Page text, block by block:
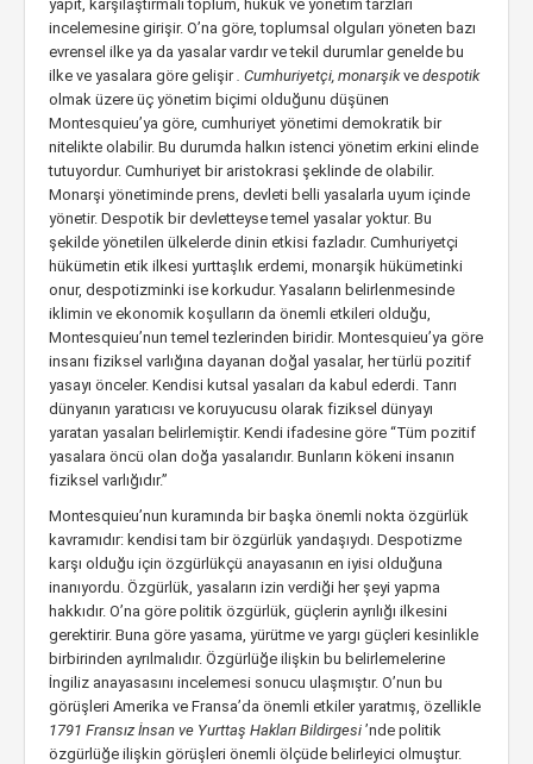
yapıt, karşılaştırmalı toplum, hukuk ve yönetim tarzları
incelemesine girişir. O’na göre, toplumsal olguları yöneten bazı
evrensel ilke ya da yasalar vardır ve tekil durumlar genelde bu
ilke ve yasalara göre gelişir. Cumhuriyetçi, monarşikve despotik
olmak üzere üç yönetim biçimi olduğunu düşünen
Montesquieu’ya göre, cumhuriyet yönetimi demokratik bir
nitelikte olabilir. Bu durumda halkın istenci yönetim erkini elinde
tutuyordur. Cumhuriyet bir aristokrasi şeklinde de olabilir.
Monarşi yönetiminde prens, devleti belli yasalarla uyum içinde
yönetir. Despotik bir devletteyse temel yasalar yoktur. Bu
şekilde yönetilen ülkelerde dinin etkisi fazladır. Cumhuriyetçi
hükümetin etik ilkesi yurttaşlık erdemi, monarşik hükümetinki
onur, despotizminki ise korkudur. Yasaların belirlenmesinde
iklimin ve ekonomik koşulların da önemli etkileri olduğu,
Montesquieu’nun temel tezlerinden biridir. Montesquieu’ya göre
insanı fiziksel varlığına dayanan doğal yasalar, her türlü pozitif
yasayı önceler. Kendisi kutsal yasaları da kabul ederdi. Tanrı
dünyanın yaratıcısı ve koruyucusu olarak fiziksel dünyayı
yaratan yasaları belirlemiştir. Kendi ifadesine göre “Tüm pozitif
yasalara öncü olan doğa yasalarıdır. Bunların kökeni insanın
fiziksel varlığıdır.”
Montesquieu’nun kuramında bir başka önemli nokta özgürlük
kavramıdır: kendisi tam bir özgürlük yandaşıydı. Despotizme
karşı olduğu için özgürlükçü anayasanın en iyisi olduğuna
inanıyordu. Özgürlük, yasaların izin verdiği her şeyi yapma
hakkıdır. O’na göre politik özgürlük, güçlerin ayrılığı ilkesini
gerektirir. Buna göre yasama, yürütme ve yargı güçleri kesinlikle
birbirinden ayrılmalıdır. Özgürlüğe ilişkin bu belirlemelerine
İngiliz anayasasını incelemesi sonucu ulaşmıştır. O’nun bu
görüşleri Amerika ve Fransa’da önemli etkiler yaratmış, özellikle
1791 Fransız İnsan ve Yurttaş Hakları Bildirgesi ’nde politik
özgürlüğe ilişkin görüşleri önemli ölçüde belirleyici olmuştur.